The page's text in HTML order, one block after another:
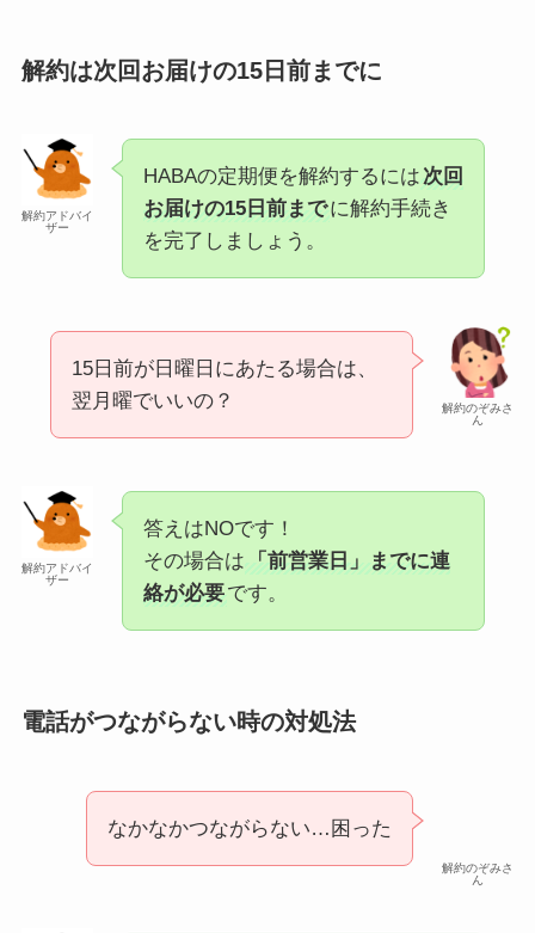
解約は次回お届けの15日前までに
解約アドバイ
ザー
HABAの定期便を解約するには 次回
お届けの15日前までに解約手続き
を完了しましょう。
解約のぞみさ
ん
15日前が日曜日にあたる場合は、
翌月曜でいいの？
解約アドバイ
ザー
答えはNOです！
その場合は
「前営業日」までに連
絡が必要です。
電話がつながらない時の対処法
解約のぞみさ
ん
なかなかつながらない…困った